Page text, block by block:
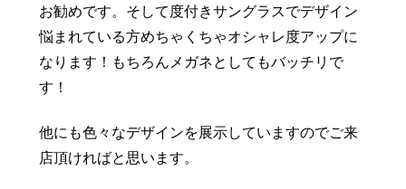
採用情報 プライバシーポリシー
お勧めです。そして度付きサングラスでデザイン
悩まれている方めちゃくちゃオシャレ度アップに
なります！もちろんメガネとしてもバッチリで
す！
他にも色々なデザインを展示していますのでご来
店頂ければと思います。